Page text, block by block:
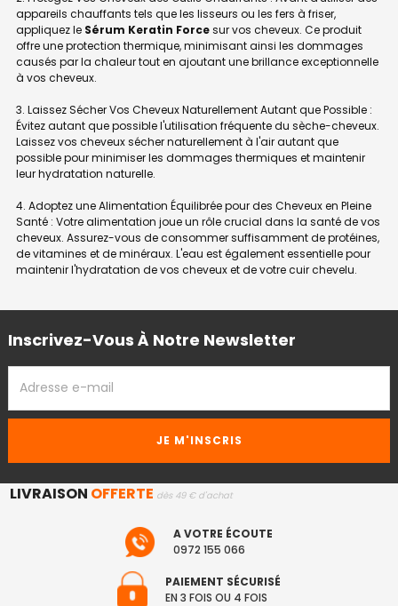
appareils chauffants tels que les lisseurs ou les fers à friser,
appliquez le Sérum Keratin Forcesur vos cheveux. Ce produit
offre une protection thermique, minimisant ainsi les dommages
causés par la chaleur tout en ajoutant une brillance exceptionnelle
à vos cheveux.
3. Laissez Sécher Vos Cheveux Naturellement Autant que Possible :
Évitez autant que possible l'utilisation fréquente du sèche-cheveux.
Laissez vos cheveux sécher naturellement à l'air autant que
possible pour minimiser les dommages thermiques et maintenir
leur hydratation naturelle.
4. Adoptez une Alimentation Équilibrée pour des Cheveux en Pleine
Santé : Votre alimentation joue un rôle crucial dans la santé de vos
cheveux. Assurez-vous de consommer suffisamment de protéines,
de vitamines et de minéraux. L'eau est également essentielle pour
maintenir l'hydratation de vos cheveux et de votre cuir chevelu.
Inscrivez-Vous À Notre Newsletter
EMAIL
LIVRAISON OFFERTE dès 49 € d'achat
A VOTRE ÉCOUTE
0972 155 066
PAIEMENT SÉCURISÉ
EN 3 FOIS OU 4 FOIS